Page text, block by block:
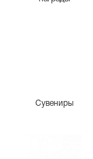
Сувениры